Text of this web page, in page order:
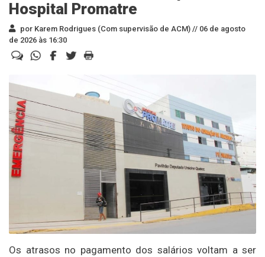
Hospital Promatre
por Karem Rodrigues (Com supervisão de ACM) // 06 de agosto
de 2026 às 16:30
Os atrasos no pagamento dos salários voltam a ser